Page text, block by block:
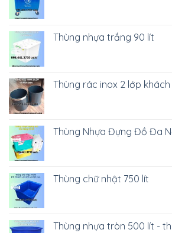
Thùng nhựa trắng 90 lít
Thùng rác inox 2 lớp
Thùng Nhựa Đựng Đồ Đa
Thùng chữ nhật 750 lít
Thùng nhựa tròn 500 lít -